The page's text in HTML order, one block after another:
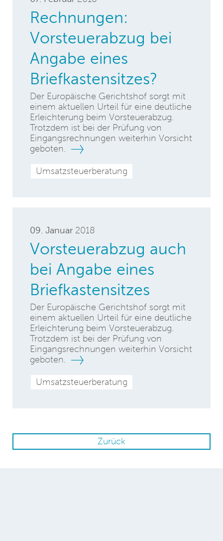
Rechnungen:
Vorsteuerabzug bei
Angabe eines
Briefkastensitzes?
Der Europäische Gerichtshof sorgt mit
einem aktuellen Urteil für eine deutliche
Erleichterung beim Vorsteuerabzug.
Trotzdem ist bei der Prüfung von
Eingangsrechnungen weiterhin Vorsicht
geboten.
Umsatzsteuerberatung
09. Januar 2018
Vorsteuerabzug auch
bei Angabe eines
Briefkastensitzes
Der Europäische Gerichtshof sorgt mit
einem aktuellen Urteil für eine deutliche
Erleichterung beim Vorsteuerabzug.
Trotzdem ist bei der Prüfung von
Eingangsrechnungen weiterhin Vorsicht
geboten.
Umsatzsteuerberatung
Zurück